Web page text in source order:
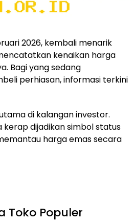
2026, kembali menarik
kenaikan harga
Bagi yang sedang
perhiasan, informasi terkini
di kalangan investor.
kerap dijadikan simbol status
harga emas secara
Toko Populer